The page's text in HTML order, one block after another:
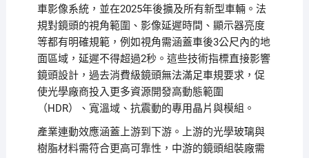
車影像系統，並在2025年後擴及所有新型車輛。法
規對鏡頭的視角範圍、影像延遲時間、顯示器亮度
等都有明確規範，例如視角需涵蓋車後3公尺內的地
面區域，延遲不得超過2秒。這些技術指標直接影響
鏡頭設計，過去消費級鏡頭無法滿足車規要求，促
使光學廠商投入更多資源開發高動態範圍
（HDR）、寬溫域、抗震動的專用晶片與模組。
產業連動效應涵蓋上游到下游。上游的光學玻璃與
樹脂材料需符合更高可靠性，中游的鏡頭組裝廠需